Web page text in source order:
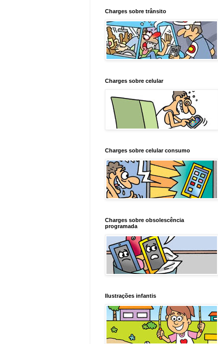
Charges sobre trânsito
Charges sobre celular
Charges sobre celular consumo
Charges sobre obsolescência
programada
Ilustrações infantis